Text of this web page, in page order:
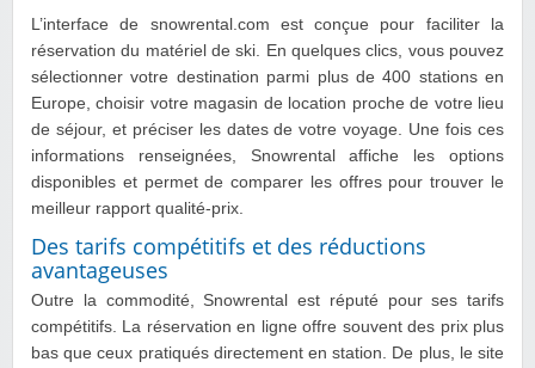
L’interface de snowrental.com est conçue pour faciliter la
réservation du matériel de ski. En quelques clics, vous pouvez
sélectionner votre destination parmi plus de 400 stations en
Europe, choisir votre magasin de location proche de votre lieu
de séjour, et préciser les dates de votre voyage. Une fois ces
informations renseignées, Snowrental affiche les options
disponibles et permet de comparer les offres pour trouver le
meilleur rapport qualité-prix.
Des tarifs compétitifs et des réductions
avantageuses
Outre la commodité, Snowrental est réputé pour ses tarifs
compétitifs. La réservation en ligne offre souvent des prix plus
bas que ceux pratiqués directement en station. De plus, le site